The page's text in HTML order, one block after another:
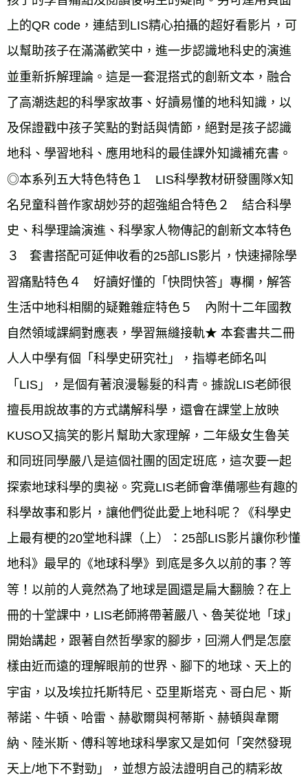
上的QR code，連結到LIS精心拍攝的超好看影片，可
以幫助孩子在滿滿歡笑中，進一步認識地科史的演進
並重新拆解理論。這是一套混搭式的創新文本，融合
了高潮迭起的科學家故事、好讀易懂的地科知識，以
及保證戳中孩子笑點的對話與情節，絕對是孩子認識
地科、學習地科、應用地科的最佳課外知識補充書。
◎本系列五大特色特色１　LIS科學教材研發團隊X知
名兒童科普作家胡妙芬的超強組合特色２　結合科學
史、科學理論演進、科學家人物傳記的創新文本特色
３   套書搭配可延伸收看的25部LIS影片，快速掃除學
習痛點特色４　好讀好懂的「快問快答」專欄，解答
生活中地科相關的疑難雜症特色５　內附十二年國教
自然領域課綱對應表，學習無縫接軌★ 本套書共二冊
人人中學有個「科學史研究社」，指導老師名叫
「LIS」，是個有著浪漫鬈髮的科青。據說LIS老師很
擅長用說故事的方式講解科學，還會在課堂上放映
KUSO又搞笑的影片幫助大家理解，二年級女生魯芙
和同班同學嚴八是這個社團的固定班底，這次要一起
探索地球科學的奧祕。究竟LIS老師會準備哪些有趣的
科學故事和影片，讓他們從此愛上地科呢？《科學史
上最有梗的20堂地科課（上）：25部LIS影片讓你秒懂
地科》最早的《地球科學》到底是多久以前的事？等
等！以前的人竟然為了地球是圓還是扁大翻臉？在上
冊的十堂課中，LIS老師將帶著嚴八、魯芙從地「球」
開始講起，跟著自然哲學家的腳步，回溯人們是怎麼
樣由近而遠的理解眼前的世界、腳下的地球、天上的
宇宙，以及埃拉托斯特尼、亞里斯塔克、哥白尼、斯
蒂諾、牛頓、哈雷、赫歇爾與柯蒂斯、赫頓與韋爾
納、陸米斯、傅科等地球科學家又是如何「突然發現
天上/地下不對勁」，並想方設法證明自己的精彩故